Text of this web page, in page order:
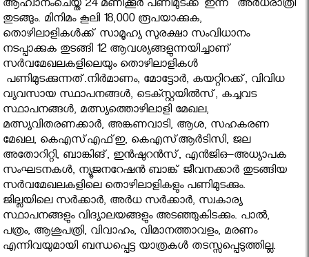
ആഹ്വാനംചെയ്ത 24 മണിക്കൂര്‍ പണിമുടക്ക് ഇന്ന് അര്‍ധരാത്രി
തുടങ്ങും. മിനിമം കൂലി 18,000 രൂപയാക്കുക,
തൊഴിലാളികള്‍ക്ക് സാമൂഹ്യ സുരക്ഷാ സംവിധാനം
നടപ്പാക്കുക തുടങ്ങി 12 ആവശ്യങ്ങളുന്നയിച്ചാണ്
സര്‍വമേഖലകളിലെയും തൊഴിലാളികള്‍
പണിമുടക്കുന്നത്.നിര്‍മാണം, മോട്ടോര്‍, കയറ്റിറക്ക്, വിവിധ
വ്യവസായ സ്ഥാപനങ്ങള്‍, ടെക്സ്റ്റയില്‍സ്, കച്ചവട
സ്ഥാപനങ്ങള്‍, മത്സ്യത്തൊഴിലാളി മേഖല,
മത്സ്യവിതരണക്കാര്‍, അങ്കണവാടി, ആശ, സഹകരണ
മേഖല, കെഎസ്എഫ്ഇ, കെഎസ്ആര്‍ടിസി, ജല
അതോറിറ്റി, ബാങ്കിങ്, ഇന്‍ഷുറന്‍സ്, എന്‍ജിഒ–അധ്യാപക
സംഘടനകള്‍, ന്യൂജനറേഷന്‍ ബാങ്ക് ജീവനക്കാര്‍ തുടങ്ങിയ
സര്‍വമേഖലകളിലെ തൊഴിലാളികളും പണിമുടക്കും.
ജില്ലയിലെ സര്‍ക്കാര്‍, അര്‍ധ സര്‍ക്കാര്‍, സ്വകാര്യ
സ്ഥാപനങ്ങളും വിദ്യാലയങ്ങളും അടഞ്ഞുകിടക്കും. പാല്‍,
പത്രം, ആശുപത്രി, വിവാഹം, വിമാനത്താവളം, മരണം
എന്നിവയുമായി ബന്ധപ്പെട്ട യാത്രകള്‍ തടസ്സപ്പെടുത്തില്ല.